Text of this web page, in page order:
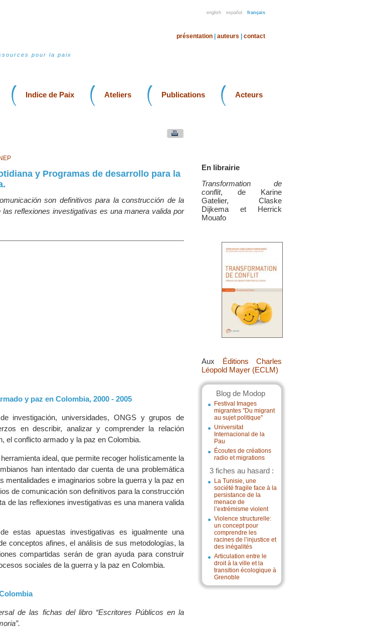
english español français
pour la paix
présentation auteurs contact
Indice de Paix Ateliers Publications Acteurs
En librairie
Transformation de
conflit, de Karine
Gatelier, Claske
Dijkema et Herrick
Mouafo
Aux Éditions Charles
Léopold Mayer (ECLM)
Blog de Modop
Festival Images
migrantes "Du migrant
au sujet politique"
Universitat
Internacional de la
Pau
Écoutes de créations
radio et migrations
3 fiches au hasard :
La Tunisie, une
société fragile face à la
persistance de la
menace de
l’extrémisme violent
Violence structurelle:
un concept pour
comprendre les
racines de l’injustice et
des inégalités
Articulation entre le
droit à la ville et la
transition écologique à
Grenoble
y Programas de desarrollo para la
son definitivos para la construcción de la
reflexiones investigativas es una manera valida por
y paz en Colombia, 2000 - 2005
investigación, universidades, ONGS y grupos de
en describir, analizar y comprender la relación
el conflicto armado y la paz en Colombia.
ideal, que permite recoger holísticamente la
han intentado dar cuenta de una problemática
mentalidades e imaginarios sobre la guerra y la paz en
de comunicación son definitivos para la construcción
de las reflexiones investigativas es una manera valida
estas apuestas investigativas es igualmente una
conceptos afines, el análisis de sus metodologías, la
compartidas serán de gran ayuda para construir
sociales de la guerra y la paz en Colombia.
de las fichas del libro “Escritores Públicos en la